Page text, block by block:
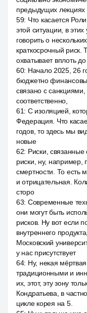
предыдущих лекциях
59: Что касается
этой ситуации, в
говорить о
краткосрочный риск.
охватывает вплоть до
60: Начало 2025, 26
бюджетно
связано с
соответственно,
61: С изоляцией,
Федерация. Что
годов, то здесь мы
новые
62: Риски,
риски, ну, например,
смертности. То есть
и отрицательная.
сторо
63: Современные
они могут быть
рисков. Ну вот если
внутреннего
Московский
у нас присутствует
64: Ну, некая
традиционными и
их, этот, эту зону
Кондратьева, в
цикле корея на 5.